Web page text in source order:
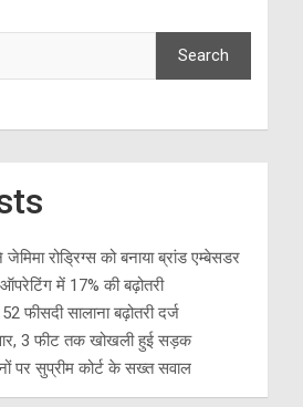
Search
रोड्रिग्स को बनाया ब्रांड एम्बेसडर
में 17% की बढ़ोतरी
फीसदी सालाना बढ़ोतरी दर्ज
3 फीट तक खोखली हुई सड़क
पर सुप्रीम कोर्ट के सख्त सवाल